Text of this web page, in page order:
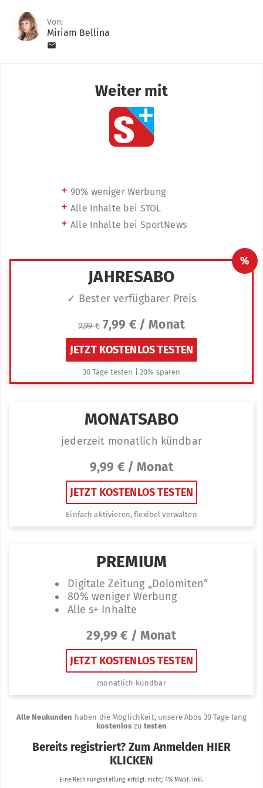
Von:
Miriam Bellina